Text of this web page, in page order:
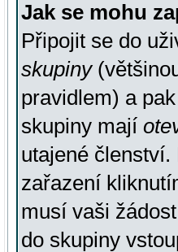
Jak se mohu
Připojit se do
skupiny
pravidlem) a
skupiny mají
utajené členství.
zařazení
musí vaši
do skupiny